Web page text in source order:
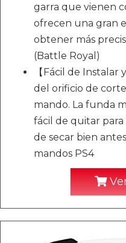
garra que vienen
ofrecen una gran
obtener más
(Battle Royal)
【Fácil de Instalar
del orificio de
mando. La funda
fácil de quitar para
de secar bien
mandos PS4